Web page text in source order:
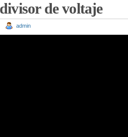
de voltaje
admin